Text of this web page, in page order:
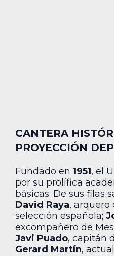
CANTERA
PROYECCIÓN
Fundado en 1951, el
por su prolífica
básicas. De sus filas
David Raya, arquero
selección española;
excompañero de
Javi Puado, capitán
Gerard Martín,